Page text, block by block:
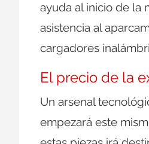
ayuda al inicio de la
asistencia al
cargadores
El precio de la
Un arsenal
empezará este